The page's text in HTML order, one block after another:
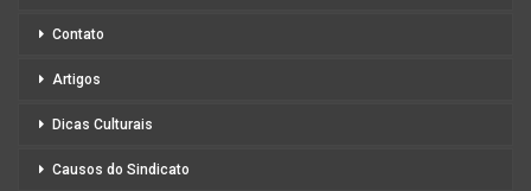
Contato
Artigos
Dicas Culturais
Causos do Sindicato